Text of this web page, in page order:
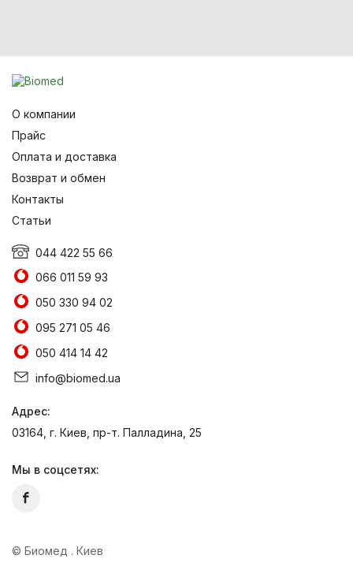
О компании
Прайс
Оплата и доставка
Возврат и обмен
Контакты
Статьи
044 422 55 66
066 011 59 93
050 330 94 02
095 271 05 46
050 414 14 42
info@biomed.ua
Адрес:
03164, г. Киев, пр-т. Палладина, 25
Мы в соцсетях:
© Биомед . Киев